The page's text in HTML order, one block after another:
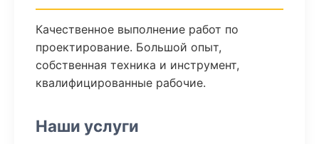
Качественное выполнение работ по
проектирование. Большой опыт,
собственная техника и инструмент,
квалифицированные рабочие.
Наши услуги